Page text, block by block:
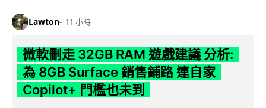
Lawton 11 小時
微軟刪走 32GB RAM 遊戲建議 分析:
為 8GB Surface 銷售鋪路 連自家
Copilot+ 門檻也未到